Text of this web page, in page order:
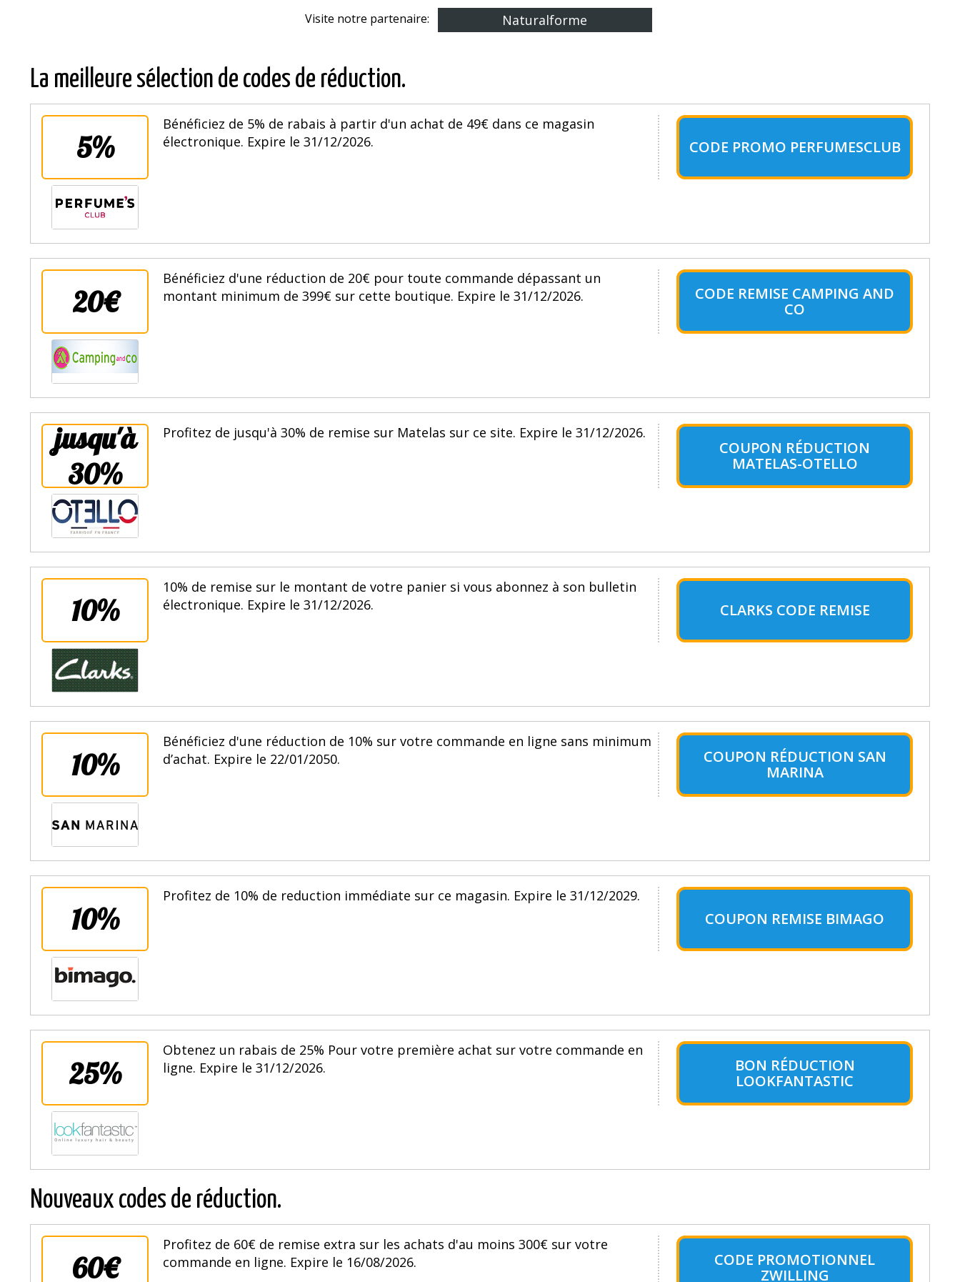
Visite notre partenaire: Naturalforme
La meilleure sélection de codes de réduction.
5%
Bénéficiez de 5% de rabais à partir d'un achat de 49€ dans ce magasin
électronique. Expire le 31/12/2026.
CODE PROMO PERFUMESCLUB
20€
Bénéficiez d'une réduction de 20€ pour toute commande dépassant un
montant minimum de 399€ sur cette boutique. Expire le 31/12/2026.
CODE REMISE CAMPING AND
CO
jusqu'à
30%
Profitez de jusqu'à 30% de remise sur Matelas sur ce site. Expire le 31/12/2026.
COUPON RÉDUCTION
MATELAS-OTELLO
10%
10% de remise sur le montant de votre panier si vous abonnez à son bulletin
électronique. Expire le 31/12/2026.
CLARKS CODE REMISE
10%
Bénéficiez d'une réduction de 10% sur votre commande en ligne sans minimum
d’achat. Expire le 22/01/2050.
COUPON RÉDUCTION SAN
MARINA
10%
Profitez de 10% de reduction immédiate sur ce magasin. Expire le 31/12/2029.
COUPON REMISE BIMAGO
25%
Obtenez un rabais de 25% Pour votre première achat sur votre commande en
ligne. Expire le 31/12/2026.
BON RÉDUCTION
LOOKFANTASTIC
Nouveaux codes de réduction.
60€
Profitez de 60€ de remise extra sur les achats d'au moins 300€ sur votre
commande en ligne. Expire le 16/08/2026.
CODE PROMOTIONNEL
ZWILLING